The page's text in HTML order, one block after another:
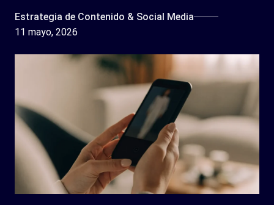
Estrategia de Contenido & Social Media
11 mayo, 2026